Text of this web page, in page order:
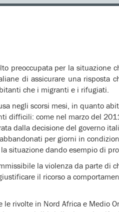
preoccupata per la situazione
di assicurare una
che i migranti e i rifugiati.
negli scorsi mesi, in quanto
difficili: come nel marzo del
dalla decisione del governo
per giorni in
situazione dando esempio di
la violenza da parte di
il ricorso a
rivolte in Nord Africa e Medio